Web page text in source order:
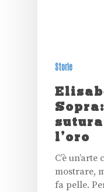
Storie
l’oro
C’è
mostrare,
fa pelle.